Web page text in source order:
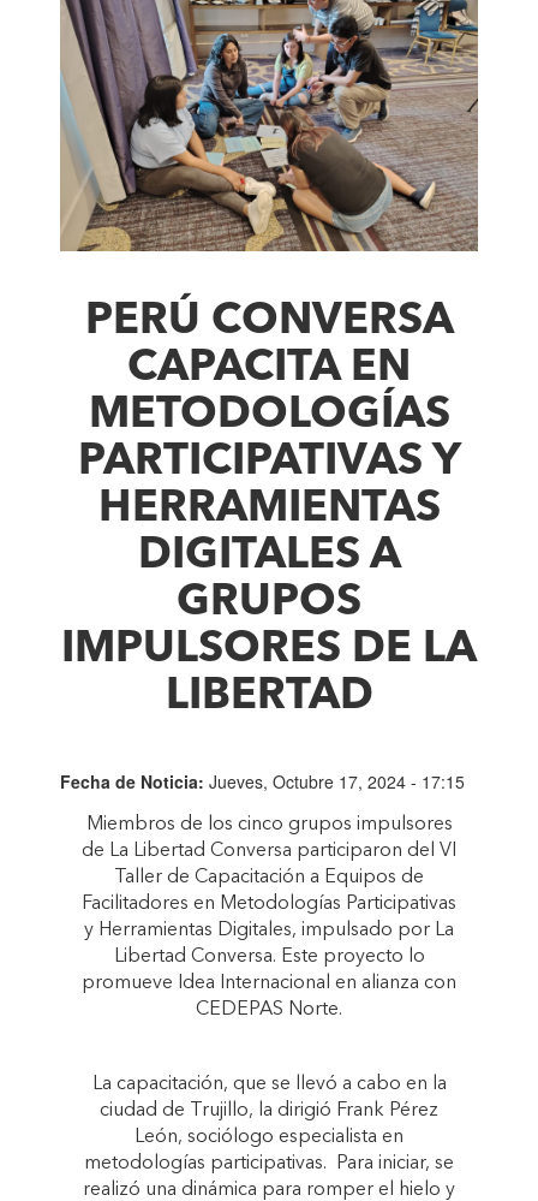
PERÚ CONVERSA
CAPACITA EN
METODOLOGÍAS
PARTICIPATIVAS Y
HERRAMIENTAS
DIGITALES A
GRUPOS
IMPULSORES DE LA
LIBERTAD
Fecha de Noticia: Jueves, Octubre 17, 2024 - 17:15
Miembros de los cinco grupos impulsores
de La Libertad Conversa participaron del VI
Taller de Capacitación a Equipos de
Facilitadores en Metodologías Participativas
y Herramientas Digitales, impulsado por La
Libertad Conversa. Este proyecto lo
promueve Idea Internacional en alianza con
CEDEPAS Norte.
La capacitación, que se llevó a cabo en la
ciudad de Trujillo, la dirigió Frank Pérez
León, sociólogo especialista en
metodologías participativas. Para iniciar, se
realizó una dinámica para romper el hielo y